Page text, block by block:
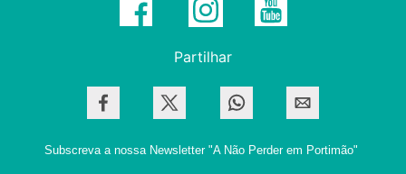
Partilhar
Subscreva a nossa Newsletter "A Não Perder em Portimão"